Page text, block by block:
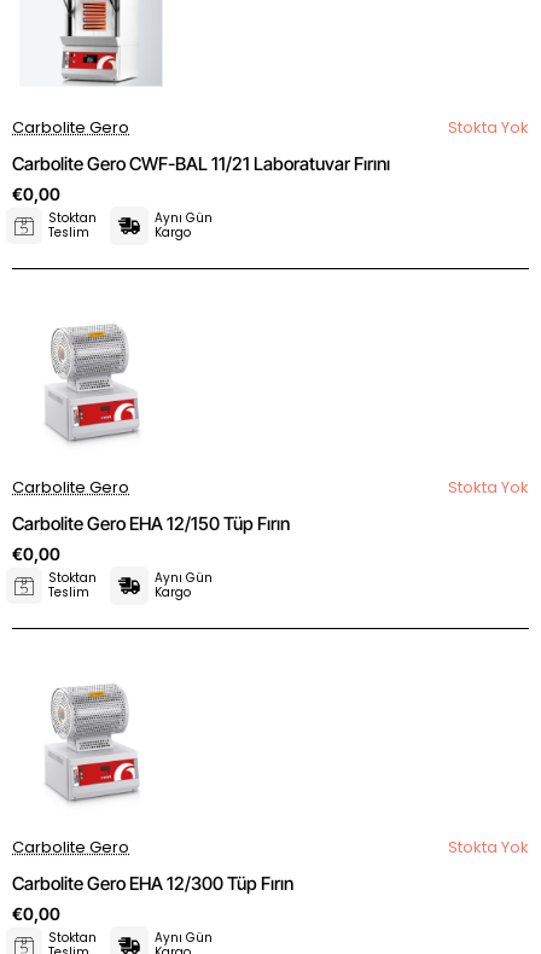
Carbolite Gero
Stokta Yok
Carbolite Gero CWF-BAL 11/21 Laboratuvar Fırını
€0,00
Stoktan
Teslim
Aynı Gün
Kargo
Carbolite Gero
Stokta Yok
Carbolite Gero EHA 12/150 Tüp Fırın
€0,00
Stoktan
Teslim
Aynı Gün
Kargo
Carbolite Gero
Stokta Yok
Carbolite Gero EHA 12/300 Tüp Fırın
€0,00
Stoktan
Aynı Gün